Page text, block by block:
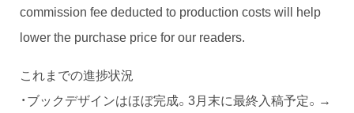
commission fee deducted to production costs will help
lower the purchase price for our readers.
これまでの進捗状況
・ブックデザインはほぼ完成。3月末に最終入稿予定。→